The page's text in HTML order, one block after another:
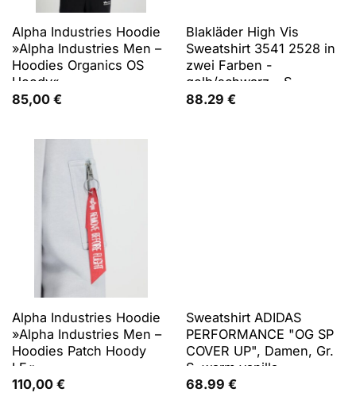
Alpha Industries Hoodie
»Alpha Industries Men –
Hoodies Organics OS
Hoody«
85,00 €
Blakläder High Vis
Sweatshirt 3541 2528 in
zwei Farben -
gelb/schwarz - S
88.29 €
Alpha Industries Hoodie
»Alpha Industries Men –
Hoodies Patch Hoody
LF«
110,00 €
Sweatshirt ADIDAS
PERFORMANCE "OG SP
COVER UP", Damen, Gr.
S, warm vanilla,
Obermaterial: 87%
68.99 €